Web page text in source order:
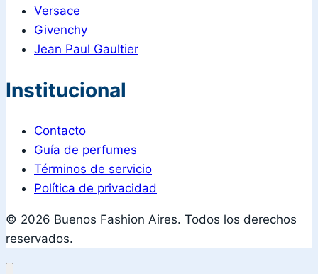
Versace
Givenchy
Jean Paul Gaultier
Institucional
Contacto
Guía de perfumes
Términos de servicio
Política de privacidad
© 2026 Buenos Fashion Aires. Todos los derechos
reservados.